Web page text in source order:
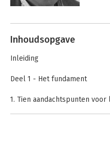
Andere boeken
Spijkerman
Inhoudsopgave
Inleiding
Deel 1 - Het fundament
1. Tien aandachtspunten voor